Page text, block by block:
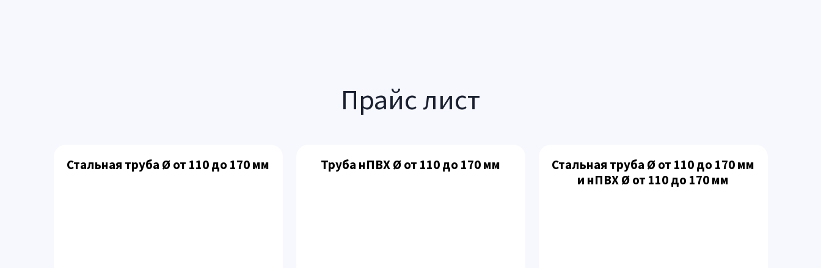
Прайс лист
Стальная труба Ø от 110 до 170 мм Труба нПВХ Ø от 110 до 170 мм
Стальная труба Ø от 110 до 170 мм
и нПВХ Ø от 110 до 170 мм